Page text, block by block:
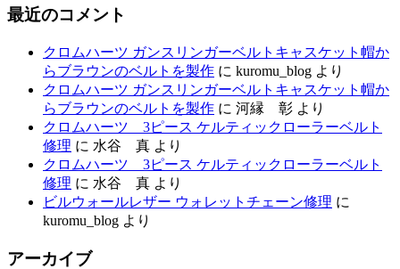
最近のコメント
クロムハーツ ガンスリンガーベルトキャスケット帽か
らブラウンのベルトを製作 に kuromu_blog より
クロムハーツ ガンスリンガーベルトキャスケット帽か
らブラウンのベルトを製作 に 河縁 彰 より
クロムハーツ 3ピース ケルティックローラーベルト
修理 に 水谷 真 より
クロムハーツ 3ピース ケルティックローラーベルト
修理 に 水谷 真 より
ビルウォールレザー ウォレットチェーン修理 に
kuromu_blog より
アーカイブ